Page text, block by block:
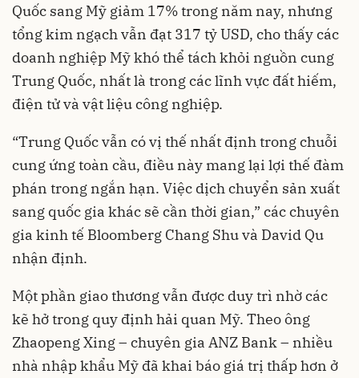
Quốc sang Mỹ giảm 17% trong năm nay, nhưng
tổng kim ngạch vẫn đạt 317 tỷ USD, cho thấy các
doanh nghiệp Mỹ khó thể tách khỏi nguồn cung
Trung Quốc, nhất là trong các lĩnh vực đất hiếm,
điện tử và vật liệu công nghiệp.
“Trung Quốc vẫn có vị thế nhất định trong chuỗi
cung ứng toàn cầu, điều này mang lại lợi thế đàm
phán trong ngắn hạn. Việc dịch chuyển sản xuất
sang quốc gia khác sẽ cần thời gian,” các chuyên
gia kinh tế Bloomberg Chang Shu và David Qu
nhận định.
Một phần giao thương vẫn được duy trì nhờ các
kẽ hở trong quy định hải quan Mỹ. Theo ông
Zhaopeng Xing – chuyên gia ANZ Bank – nhiều
nhà nhập khẩu Mỹ đã khai báo giá trị thấp hơn ở